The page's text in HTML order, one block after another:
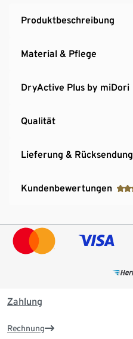
Produktbeschreibung
Material & Pflege
DryActive Plus by miDori
Qualität
Lieferung & Rücksendung
Kundenbewertungen
Zahlung
Rechnung